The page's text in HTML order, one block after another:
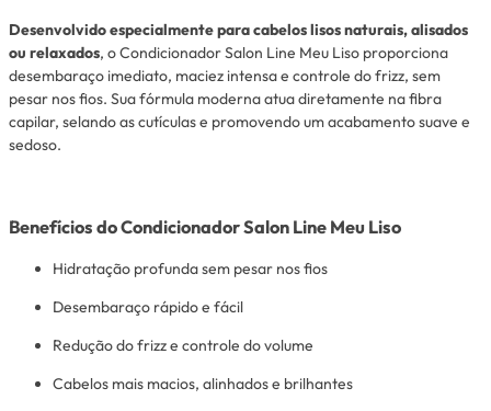
Desenvolvido especialmente para cabelos lisos naturais, alisados
ou relaxados, o Condicionador Salon Line Meu Liso proporciona
desembaraço imediato, maciez intensa e controle do frizz, sem
pesar nos fios. Sua fórmula moderna atua diretamente na fibra
capilar, selando as cutículas e promovendo um acabamento suave e
sedoso.
Benefícios do Condicionador Salon Line Meu Liso
Hidratação profunda sem pesar nos fios
Desembaraço rápido e fácil
Redução do frizz e controle do volume
Cabelos mais macios, alinhados e brilhantes